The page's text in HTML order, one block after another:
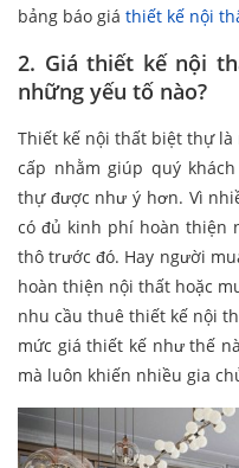
bảng báo giá thiết kế nội
2. Giá thiết kế nội
những yếu tố nào?
Thiết kế nội thất biệt thự là
cấp nhằm giúp quý
thự được như ý hơn. Vì
có đủ kinh phí hoàn thiện
thô trước đó. Hay người
hoàn thiện nội thất hoặc
nhu cầu thuê thiết kế nội
mức giá thiết kế như thế
mà luôn khiến nhiều gia